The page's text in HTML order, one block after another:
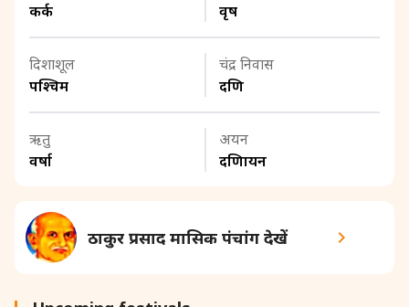
कर्क
वृष
दिशाशूल
पश्चिम
चंद्र निवास
दक्षिण
ऋतु
वर्षा
अयन
दक्षिणायन
ठाकुर प्रसाद मासिक पंचांग देखें